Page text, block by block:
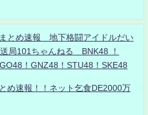
とめ速報 地下格闘アイドルだい
局101ちゃんねる BNK48 ！
！GNZ48！STU48！SKE48
め速報！！ネット乞食DE2000万